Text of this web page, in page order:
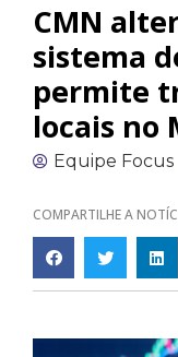
CMN
sistema
permite
locais no
Equipe Focus
COMPARTILHE A